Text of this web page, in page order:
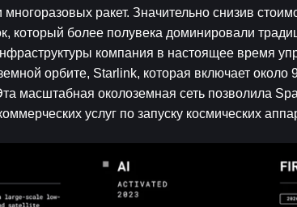
ракет. Значительно снизив
который более полувека доминировали
компания в настоящее время
орбите, Starlink, которая включает
масштабная околоземная сеть позволила
услуг по запуску космических